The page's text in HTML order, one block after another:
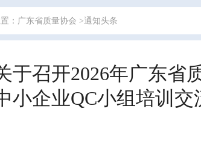
： 广东省质量协会 >通知头条
于召开2026年广东省
小企业QC小组培训交